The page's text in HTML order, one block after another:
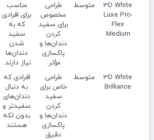
3D White
Luxe Pro-
Flex
Medium
متوسط
طراحی
مخصوص
برای سفید
کردن
دندان‌ها و
پاکسازی
مؤثر.
مناسب
برای افرادی
که به
سفید
شدن
دندان‌ها
نیاز دارند.
3D White
Brilliance
متوسط
طراحی
خاص برای
سفید
کردن
دندان‌ها و
پاکسازی
دقیق
افرادی که
به دنبال
دندان‌های
سفیدتر و
بدون لکه
هستند